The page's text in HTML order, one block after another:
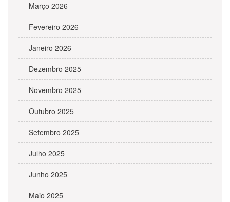
Março 2026
Fevereiro 2026
Janeiro 2026
Dezembro 2025
Novembro 2025
Outubro 2025
Setembro 2025
Julho 2025
Junho 2025
Maio 2025